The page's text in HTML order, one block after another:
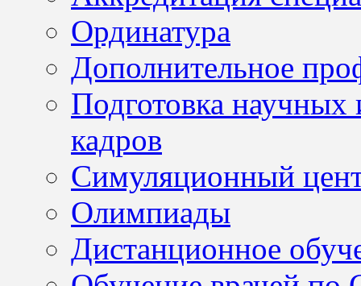
Ординатура
Дополнительное
Подготовка научных
кадров
Симуляционный
Олимпиады
Дистанционное